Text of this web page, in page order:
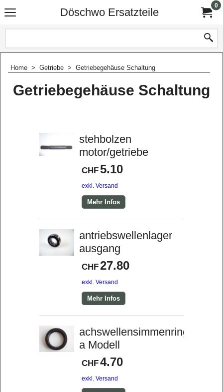
Döschwo Ersatzteile
0
Home > Getriebe > Getriebegehäuse Schaltung
Getriebegehäuse Schaltung
stehbolzen
motor/getriebe
CHF5.10
exkl. Versand
Mehr Infos
antriebswellenlager
ausgang
CHF27.80
exkl. Versand
Mehr Infos
achswellensimmenring
a Modell
CHF4.70
exkl. Versand